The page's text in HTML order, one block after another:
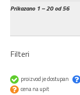
Prikazano1 – 20 od 56
Filteri
proizvod je dostupan
cena na upit